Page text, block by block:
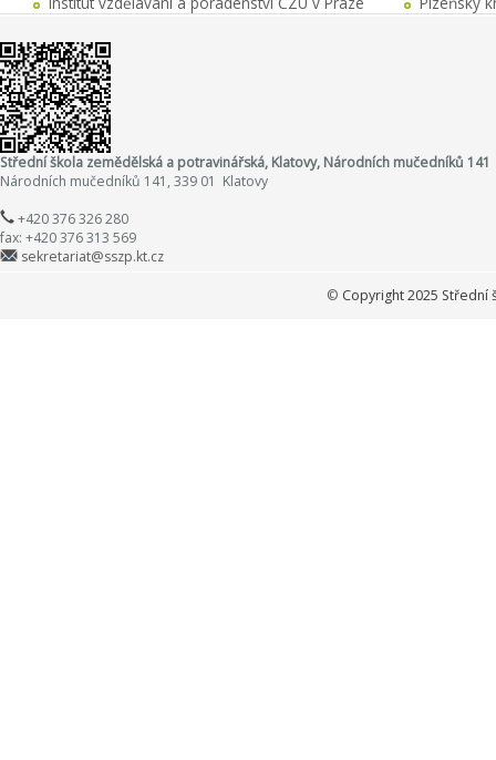
Střední škola zemědělská a potravinářská, Klatovy, Národních mučedníků 141
Národních mučedníků 141, 339 01 Klatovy
+420 376 326 280
fax: +420 376 313 569
sekretariat@sszp.kt.cz
© Copyright 2025 Střední